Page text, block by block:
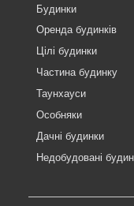
Будинки
Оренда будинків
Цілі будинки
Частина будинку
Таунхауси
Особняки
Дачні будинки
Недобудовані